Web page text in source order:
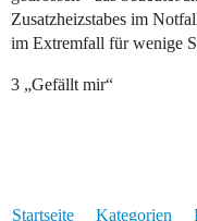
Zusatzheizstabes im
im Extremfall für wenige
3 „Gefällt mir“
Startseite Kategorien